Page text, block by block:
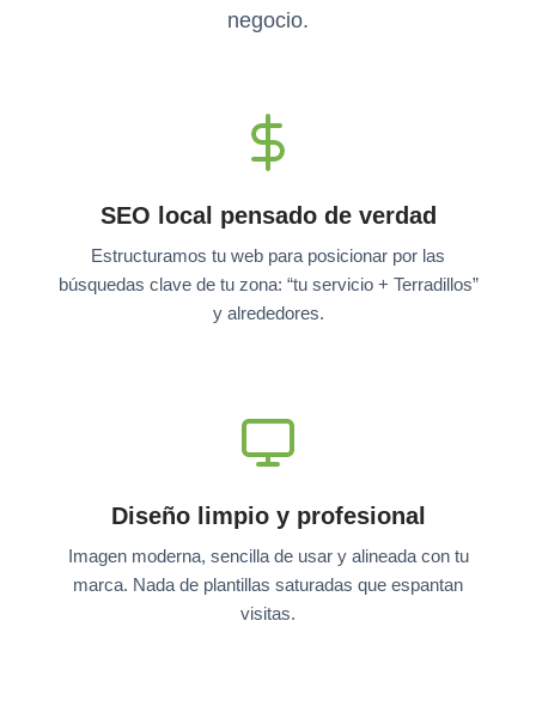
negocio.
SEO local pensado de verdad
Estructuramos tu web para posicionar por las
búsquedas clave de tu zona: “tu servicio + Terradillos”
y alrededores.
Diseño limpio y profesional
Imagen moderna, sencilla de usar y alineada con tu
marca. Nada de plantillas saturadas que espantan
visitas.